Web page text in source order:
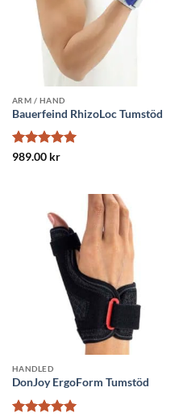
ARM / HAND
Bauerfeind RhizoLoc Tumstöd
Betygsatt
989.00 kr
HANDLED
DonJoy ErgoForm Tumstöd